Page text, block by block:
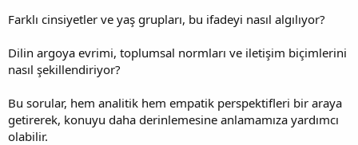
Farklı cinsiyetler ve yaş grupları, bu ifadeyi nasıl algılıyor?
Dilin argoya evrimi, toplumsal normları ve iletişim biçimlerini
nasıl şekillendiriyor?
Bu sorular, hem analitik hem empatik perspektifleri bir araya
getirerek, konuyu daha derinlemesine anlamamıza yardımcı
olabilir.